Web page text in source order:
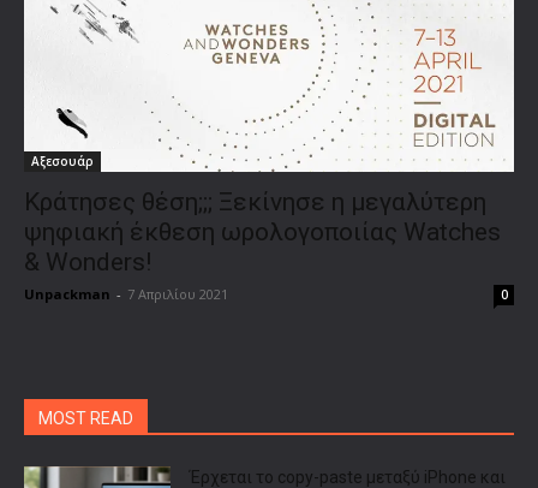
Αξεσουάρ
Κράτησες θέση;;; Ξεκίνησε η μεγαλύτερη
ψηφιακή έκθεση ωρολογοποιίας Watches
& Wonders!
Unpackman - 7 Απριλίου 2021 0
MOST READ
Έρχεται το copy-paste μεταξύ iPhone και